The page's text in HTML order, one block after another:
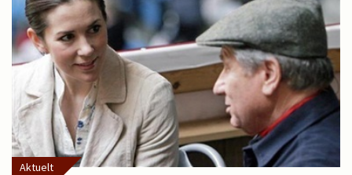
Aktuelt